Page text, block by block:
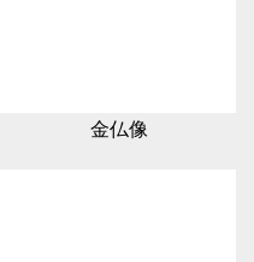
金仏像